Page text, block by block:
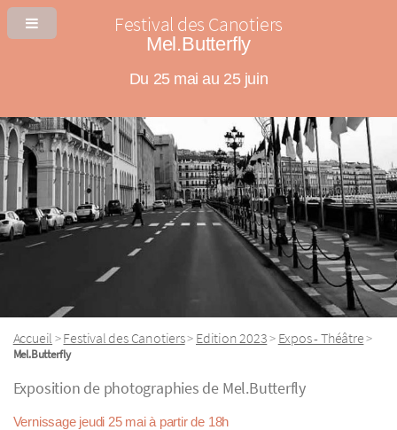
Festival des Canotiers
Mel.Butterfly
Du 25 mai au 25 juin
Accueil >Festival des Canotiers> Edition 2023> Expos - Théâtre>
Mel.Butterfly
Exposition de photographies de Mel.Butterfly
Vernissage jeudi 25 mai à partir de 18h